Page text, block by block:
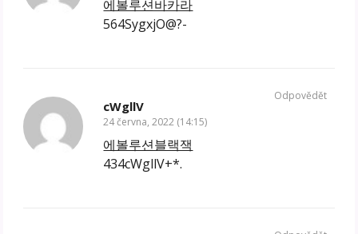
에볼루션바카라
564SygxjO@?-
cWgllV
24 června, 2022 (14:15)
에볼루션블랙잭
434cWgllV+*.
Odpovědět